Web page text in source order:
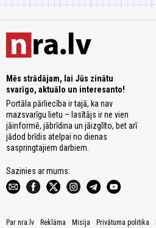
Mēs strādājam, lai Jūs zinātu
svarīgo, aktuālo un interesanto!
Portāla pārliecība ir tajā, ka nav
mazsvarīgu lietu – lasītājs ir ne vien
jāinformē, jābrīdina un jāizglīto, bet arī
jādod brīdis atelpai no dienas
saspringtajiem darbiem.
Sazinies ar mums:
Par nra.lv Reklāma Misija Privātuma politika